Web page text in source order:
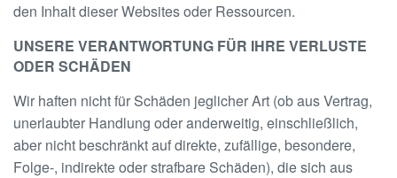
den Inhalt dieser Websites oder Ressourcen.
UNSERE VERANTWORTUNG FÜR IHRE VERLUSTE
ODER SCHÄDEN
Wir haften nicht für Schäden jeglicher Art (ob aus Vertrag,
unerlaubter Handlung oder anderweitig, einschließlich,
aber nicht beschränkt auf direkte, zufällige, besondere,
Folge-, indirekte oder strafbare Schäden), die sich aus